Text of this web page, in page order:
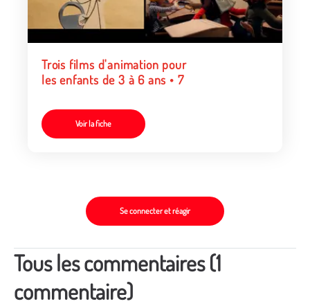
Trois films d'animation pour
les enfants de 3 à 6 ans • 7
Voir la fiche
Se connecter et réagir
Tous les commentaires (1
commentaire)